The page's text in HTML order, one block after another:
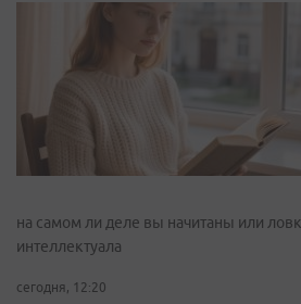
на самом ли деле вы начитаны или
интеллектуала
сегодня, 12:20